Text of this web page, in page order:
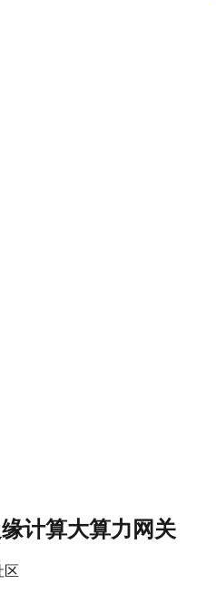
计算大算力网关
区